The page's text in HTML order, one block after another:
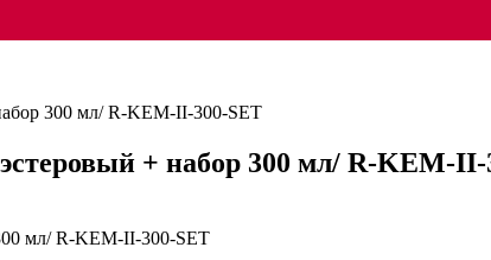
300 мл/ R-KEM-II-300-SET
+ набор 300 мл/ R-KEM-II-